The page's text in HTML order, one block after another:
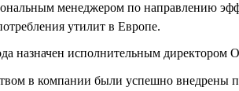
менеджером по направлению
утилит в Европе.
назначен исполнительным директором
в компании были успешно внедрены